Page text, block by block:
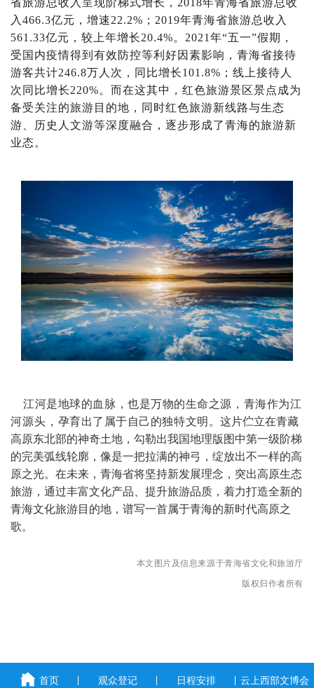
省旅游总收入呈现阶梯式增长，2018年青海省旅游总收
入466.3亿元，增速22.2%；2019年青海省旅游总收入
561.33亿元，较上年增长20.4%。2021年“五一”假期，
受国内疫情得到有效防控等利好因素影响，青海省接待
游客共计246.8万人次，同比增长101.8%；线上接待人
次同比增长220%。而在这其中，红色旅游景区景点成为
备受关注的旅游目的地，同时红色旅游新线路与生态
游、历史人文游等深度融合，逐步形成了青海的旅游新
业态。
江河是地球的血脉，也是万物的生命之源， 青海作为江
河源头 ，孕育出了 属于自己 的独特文明 。这片伫立在青藏
高原东北部的神奇土地，勾勒出我国地理版图中第一级阶梯
的完美弧线轮廓，像是一把拉满的神弓，绽放出不一样的高
原之光。 在未来，青海省将坚持新发展理念，突出高原生态
旅游，通过丰富文化产品、提升旅游品质，着力打造全新的
青海文化旅游目的地，谱写一首属于青海的新时代高原之
歌。
本文图片及信息来源于青海省文化和旅游厅
版权归作者所有
首页 观众登记 日程安排 云上西部文博会